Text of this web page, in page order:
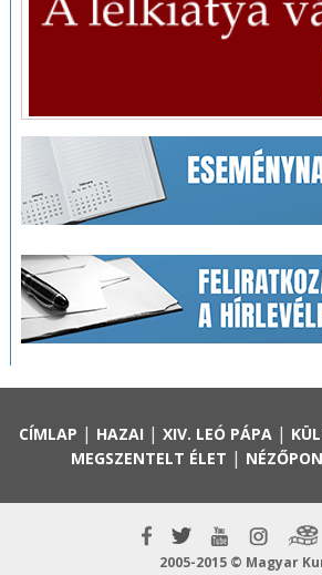
CÍMLAP | HAZAI | XIV. LEÓ PÁPA|
MEGSZENTELT ÉLET |
2005-2015 © Magyar